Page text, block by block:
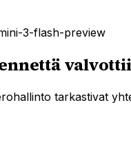
3-flash-preview
tarkastivat